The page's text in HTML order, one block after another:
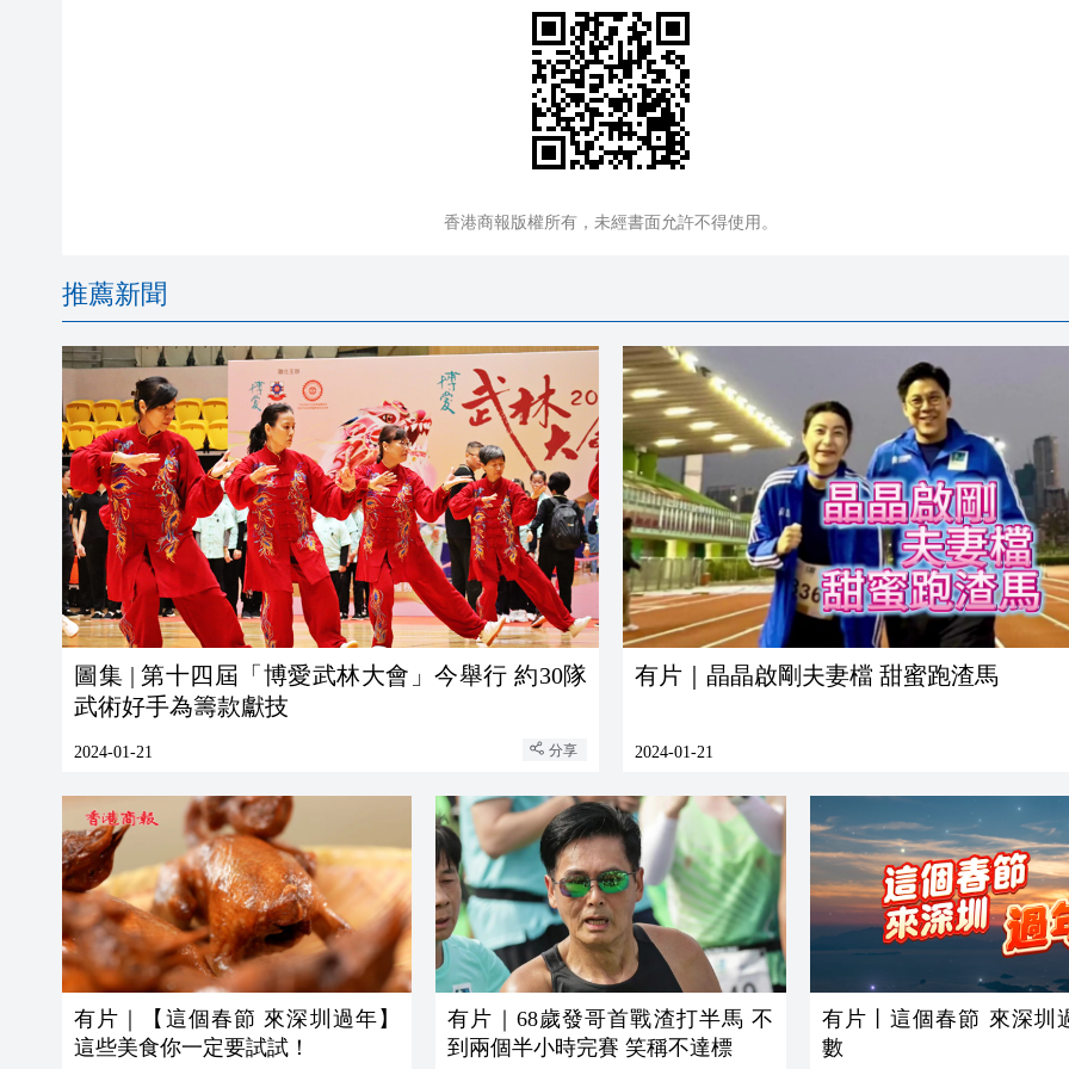
香港商報版權所有，未經書面允許不得使用。
推薦新聞
圖集 | 第十四屆「博愛武林大會」今舉行 約30隊
武術好手為籌款獻技
2024-01-21 分享
有片｜晶晶啟剛夫妻檔 甜蜜跑渣馬
2024-01-21
有片｜【這個春節 來深圳過年】
這些美食你一定要試試！
有片｜68歲發哥首戰渣打半馬 不
到兩個半小時完賽 笑稱不達標
有片丨這個春節 來深圳過年有着
數